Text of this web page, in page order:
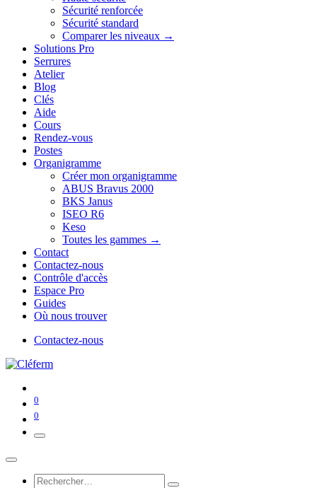
Sécurité renforcée
Sécurité standard
Comparer les niveaux →
Solutions Pro
Serrures
Atelier
Blog
Clés
Aide
Cours
Rendez-vous
Postes
Organigramme
Créer mon organigramme
ABUS Bravus 2000
BKS Janus
ISEO R6
Keso
Toutes les gammes →
Contact
Contactez-nous
Contrôle d'accès
Espace Pro
Guides
Où nous trouver
Contactez-nous
0
0